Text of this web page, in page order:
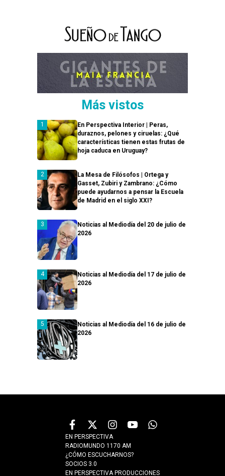
Más vistos
En Perspectiva Interior | Peras,
duraznos, pelones y ciruelas: ¿Qué
características tienen estas frutas de
hoja caduca en Uruguay?
La Mesa de Filósofos | Ortega y
Gasset, Zubiri y Zambrano: ¿Cómo
puede ayudarnos a pensar la Escuela
de Madrid en el siglo XXI?
Noticias al Mediodía del 20 de julio de
2026
Noticias al Mediodía del 17 de julio de
2026
Noticias al Mediodía del 16 de julio de
2026
EN PERSPECTIVA
RADIOMUNDO 1170 AM
¿CÓMO ESCUCHARNOS?
SOCIOS 3.0
EN PERSPECTIVA PRODUCCIONES